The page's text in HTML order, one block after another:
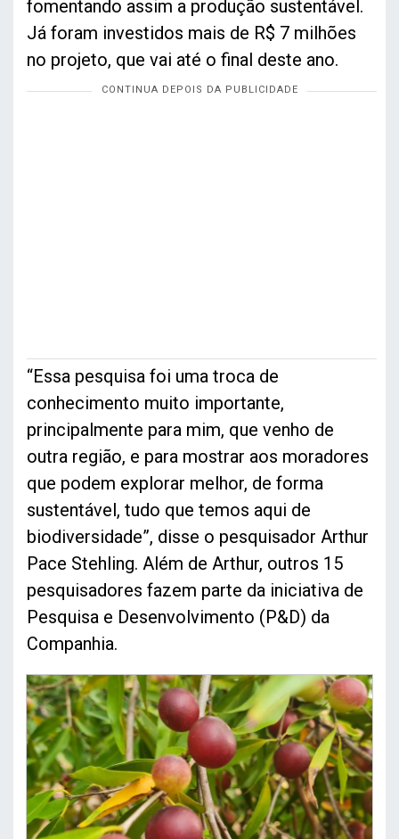
fomentando assim a produção sustentável.
Já foram investidos mais de R$ 7 milhões
no projeto, que vai até o final deste ano.
“Essa pesquisa foi uma troca de
conhecimento muito importante,
principalmente para mim, que venho de
outra região, e para mostrar aos moradores
que podem explorar melhor, de forma
sustentável, tudo que temos aqui de
biodiversidade”, disse o pesquisador Arthur
Pace Stehling. Além de Arthur, outros 15
pesquisadores fazem parte da iniciativa de
Pesquisa e Desenvolvimento (P&D) da
Companhia.